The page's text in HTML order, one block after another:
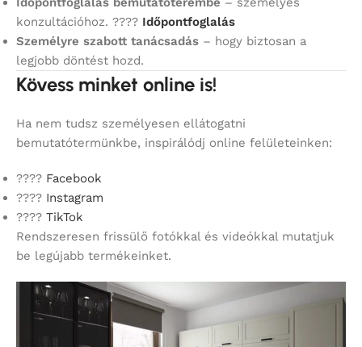
konzultációhoz. ???? Időpontfoglalás
Személyre szabott tanácsadás – hogy biztosan a
legjobb döntést hozd.
Kövess minket online is!
Ha nem tudsz személyesen ellátogatni
bemutatótermünkbe, inspirálódj online felületeinken:
???? Facebook
???? Instagram
???? TikTok
Rendszeresen frissülő fotókkal és videókkal mutatjuk
be legújabb termékeinket.